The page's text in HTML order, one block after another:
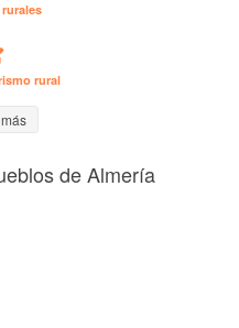
rural
de Almería